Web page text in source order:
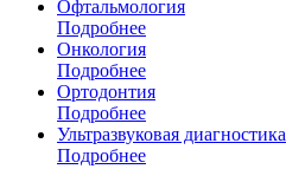
Офтальмология
Подробнее
Онкология
Подробнее
Ортодонтия
Подробнее
Ультразвуковая диагностика
Подробнее